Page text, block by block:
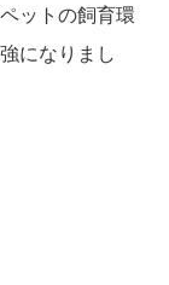
ットの飼育環
になりまし